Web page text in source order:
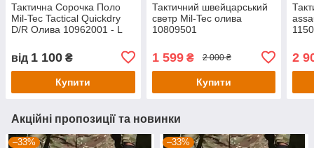
Тактична Сорочка Поло
Mil-Tec Tactical Quickdry
D/R Олива 10962001 - L
від 1 100 ₴
Купити
Тактичний швейцарський
светр Mil-Tec олива
10809501
1 599₴ 2 000 ₴
Купити
2
Акційні пропозиції та новинки
–33% –33%